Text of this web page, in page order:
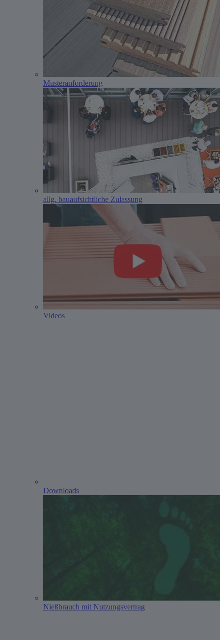
Musteranforderung
allg. bauaufsichtliche Zulassung
Videos
Downloads
Nießbrauch mit Nutzungsvertrag